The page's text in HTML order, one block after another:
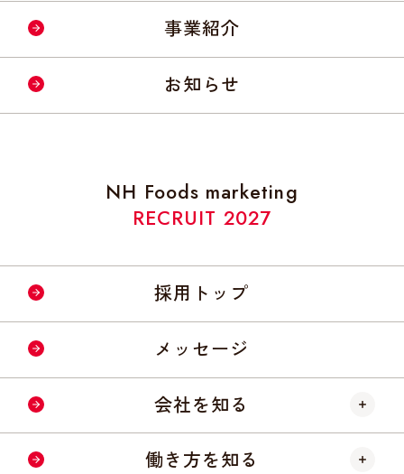
会社情報・事業所
経営理念・方針
事業紹介
お知らせ
NH Foods marketing
RECRUIT 2027
採用トップ
メッセージ
会社を知る
ニッポンハムについて
働き方を知る